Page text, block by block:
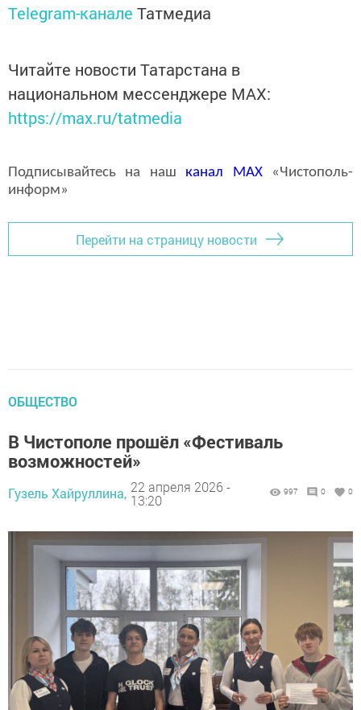
Telegram-канале Татмедиа
Читайте новости Татарстана в
национальном мессенджере MАХ:
https://max.ru/tatmedia
Подписывайтесь на наш канал MAX«Чистополь-
информ»
Перейти на страницу новости
ОБЩЕСТВО
В Чистополе прошёл «Фестиваль
возможностей»
Гузель Хайруллина, 22 апреля 2026 -
13:20
997 0 0